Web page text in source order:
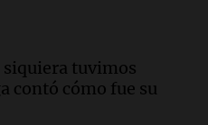
ciudadanos
de tierras
siquiera tuvimos
contó cómo fue su